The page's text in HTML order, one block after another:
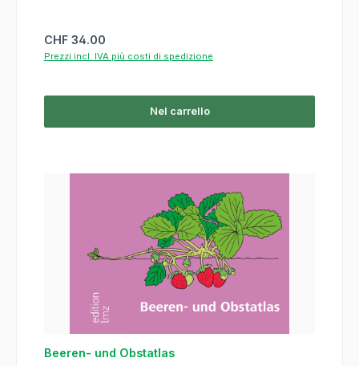
Prezzo normale:
CHF 34.00
Prezzi incl. IVA più costi di spedizione
Nel carrello
Beeren- und Obstatlas